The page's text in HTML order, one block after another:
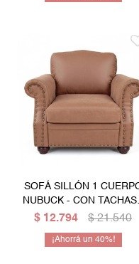
SOFÁ SILLÓN 1
NUBUCK - CON TACHAS
BEIGE
$ 12.794 $ 21.540
40